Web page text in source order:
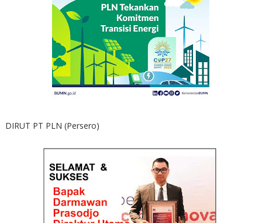
DIRUT PT PLN (Persero)